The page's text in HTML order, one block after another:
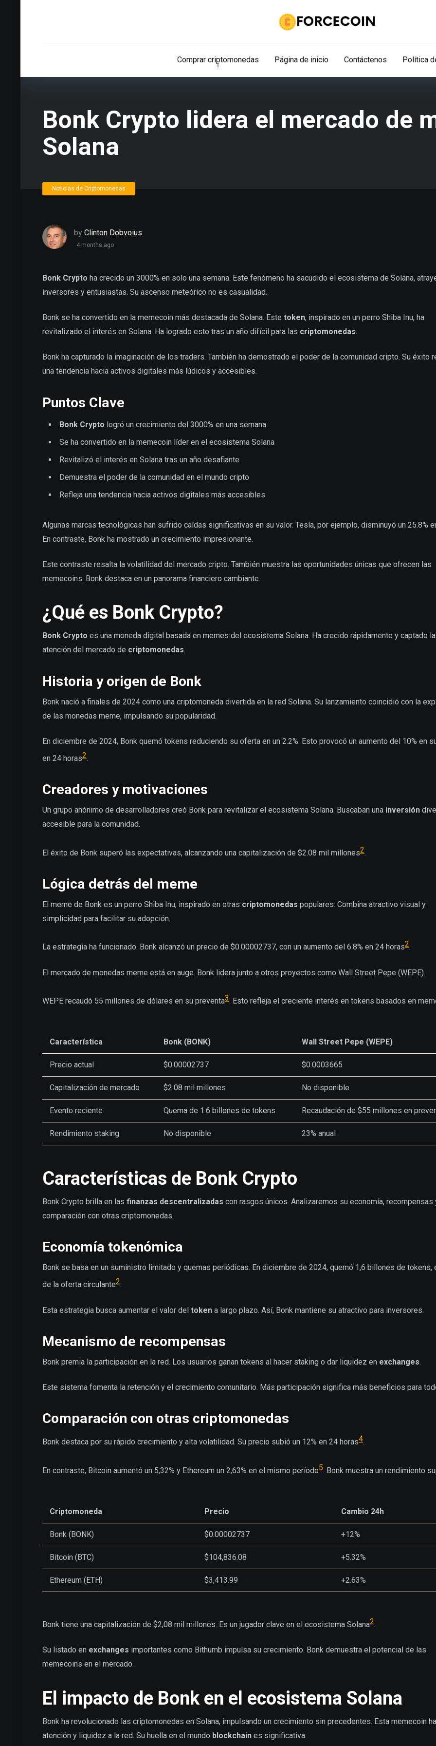
Comprar criptomonedas Página de inicio Contáctenos Política
Bonk Crypto lidera el mercado de
Solana
Noticias de Criptomonedas
by Clinton Dobvoius
4 months ago
Bonk Crypto ha crecido un 3000% en solo una semana. Este fenómeno ha sacudido el ecosistema de Solana,
inversores y entusiastas. Su ascenso meteórico no es casualidad.
Bonk se ha convertido en la memecoin más destacada de Solana. Este token, inspirado en un perro Shiba Inu, ha
revitalizado el interés en Solana. Ha logrado esto tras un año difícil para las criptomonedas.
Bonk ha capturado la imaginación de los traders. También ha demostrado el poder de la comunidad cripto. Su éxito
una tendencia hacia activos digitales más lúdicos y accesibles.
Puntos Clave
Bonk Crypto logró un crecimiento del 3000% en una semana
Se ha convertido en la memecoin líder en el ecosistema Solana
Revitalizó el interés en Solana tras un año desafiante
Demuestra el poder de la comunidad en el mundo cripto
Refleja una tendencia hacia activos digitales más accesibles
Algunas marcas tecnológicas han sufrido caídas significativas en su valor. Tesla, por ejemplo, disminuyó un 25.8%
En contraste, Bonk ha mostrado un crecimiento impresionante.
Este contraste resalta la volatilidad del mercado cripto. También muestra las oportunidades únicas que ofrecen las
memecoins. Bonk destaca en un panorama financiero cambiante.
¿Qué es Bonk Crypto?
Bonk Crypto es una moneda digital basada en memes del ecosistema Solana. Ha crecido rápidamente y captado la
atención del mercado de criptomonedas.
Historia y origen de Bonk
Bonk nació a finales de 2024 como una criptomoneda divertida en la red Solana. Su lanzamiento coincidió con la
de las monedas meme, impulsando su popularidad.
En diciembre de 2024, Bonk quemó tokens reduciendo su oferta en un 2.2%. Esto provocó un aumento del 10% en
en 24 horas2.
Creadores y motivaciones
Un grupo anónimo de desarrolladores creó Bonk para revitalizar el ecosistema Solana. Buscaban una inversión
accesible para la comunidad.
El éxito de Bonk superó las expectativas, alcanzando una capitalización de $2.08 mil millones2.
Lógica detrás del meme
El meme de Bonk es un perro Shiba Inu, inspirado en otras criptomonedas populares. Combina atractivo visual y
simplicidad para facilitar su adopción.
La estrategia ha funcionado. Bonk alcanzó un precio de $0.00002737, con un aumento del 6.8% en 24 horas2.
El mercado de monedas meme está en auge. Bonk lidera junto a otros proyectos como Wall Street Pepe (WEPE).
WEPE recaudó 55 millones de dólares en su preventa3. Esto refleja el creciente interés en tokens basados en
Característica Bonk (BONK) Wall Street Pepe (WEPE)
Precio actual $0.00002737 $0.0003665
Capitalización de mercado $2.08 mil millones No disponible
Evento reciente Quema de 1.6 billones de tokens Recaudación de $55 millones en
Rendimiento staking No disponible 23% anual
Características de Bonk Crypto
Bonk Crypto brilla en las finanzas descentralizadas con rasgos únicos. Analizaremos su economía, recompensas
comparación con otras criptomonedas.
Economía tokenómica
Bonk se basa en un suministro limitado y quemas periódicas. En diciembre de 2024, quemó 1,6 billones de tokens,
de la oferta circulante2.
Esta estrategia busca aumentar el valor del token a largo plazo. Así, Bonk mantiene su atractivo para inversores.
Mecanismo de recompensas
Bonk premia la participación en la red. Los usuarios ganan tokens al hacer staking o dar liquidez en exchanges.
Este sistema fomenta la retención y el crecimiento comunitario. Más participación significa más beneficios para
Comparación con otras criptomonedas
Bonk destaca por su rápido crecimiento y alta volatilidad. Su precio subió un 12% en 24 horas4.
En contraste, Bitcoin aumentó un 5,32% y Ethereum un 2,63% en el mismo período5. Bonk muestra un rendimiento
Criptomoneda Precio Cambio 24h
Bonk (BONK) $0.00002737 +12%
Bitcoin (BTC) $104,836.08 +5.32%
Ethereum (ETH) $3,413.99 +2.63%
Bonk tiene una capitalización de $2,08 mil millones. Es un jugador clave en el ecosistema Solana2.
Su listado en exchanges importantes como Bithumb impulsa su crecimiento. Bonk demuestra el potencial de las
memecoins en el mercado.
El impacto de Bonk en el ecosistema Solana
Bonk ha revolucionado las criptomonedas en Solana, impulsando un crecimiento sin precedentes. Esta memecoin
atención y liquidez a la red. Su huella en el mundo blockchain es significativa.